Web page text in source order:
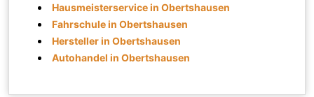
Hausmeisterservice in Obertshausen
Fahrschule in Obertshausen
Hersteller in Obertshausen
Autohandel in Obertshausen